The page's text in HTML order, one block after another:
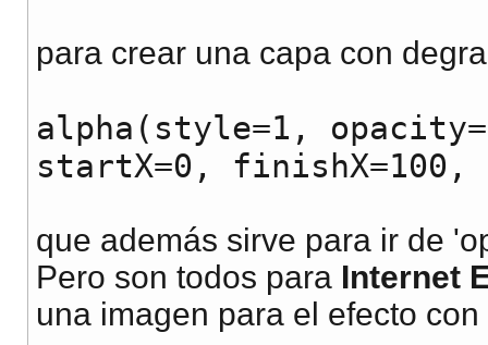
para crear una capa con
alpha(style=1,
startX=0,
que además sirve para ir de
Pero son todos para Internet
una imagen para el efecto